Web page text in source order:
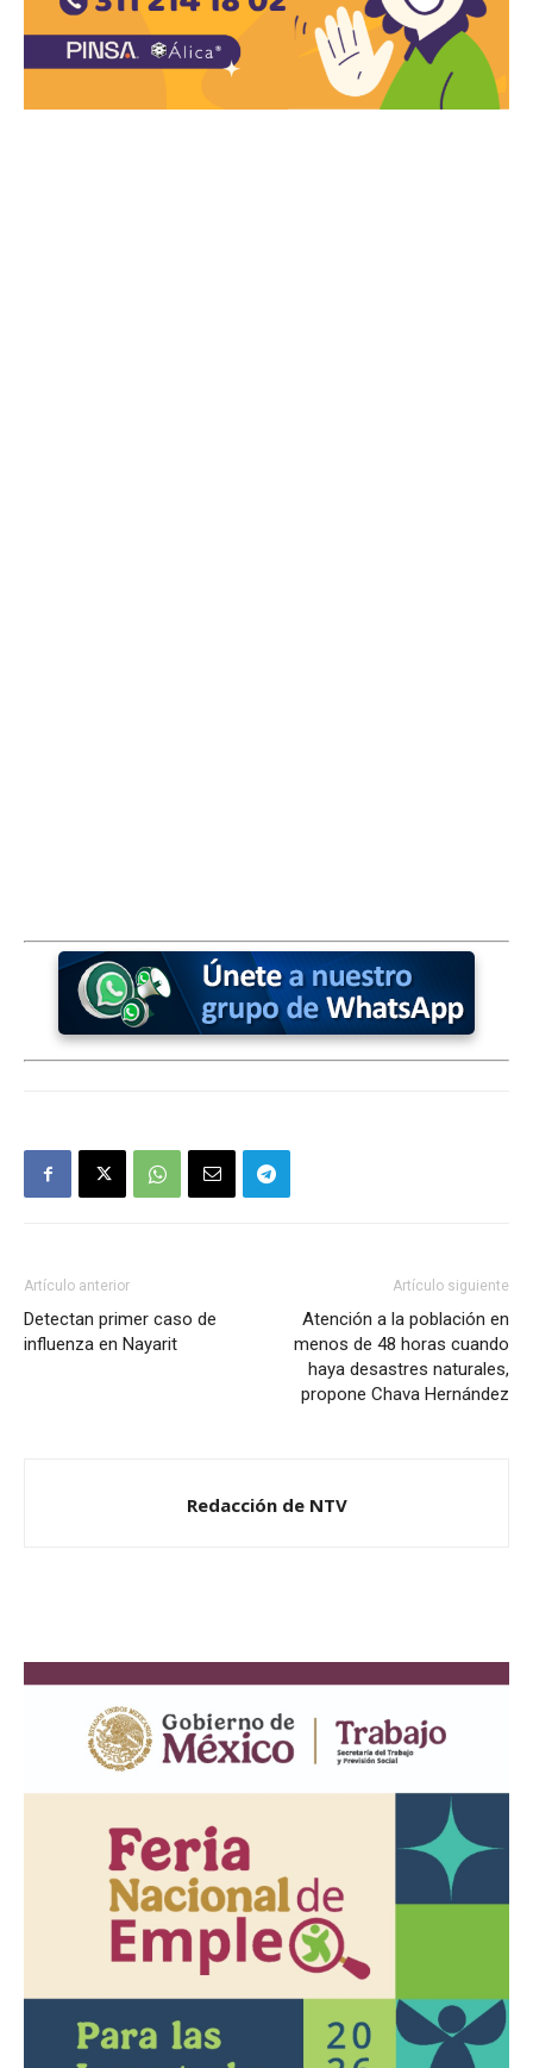
Artículo anterior
Detectan primer caso de
influenza en Nayarit
Artículo siguiente
Atención a la población en
menos de 48 horas cuando
haya desastres naturales,
propone Chava Hernández
Redacción de NTV